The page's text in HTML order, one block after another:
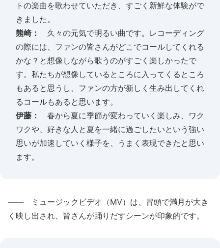
トの楽曲を歌わせていただき、すごく新鮮な体験がで
きました。
熊崎：
久々の元気で明るい曲です。レコーディング
の際には、ファンの皆さんがどこでコールしてくれる
かな？と想像しながら歌うのがすごく楽しかったで
す。私たちが想像しているところに入ってくるところ
もあると思うし、ファンの方が新しく生み出してくれ
るコールもあると思います。
伊藤：
春から夏に季節が変わっていく楽しみ、ワク
ワクや、好きな人と夏を一緒に過ごしたいという強い
思いが加速していく様子を、うまく表現できたと思い
ます。
―― ミュージックビデオ（MV）は、冒頭で満月が大き
く映し出され、皆さんが踊りだすシーンが印象的です。